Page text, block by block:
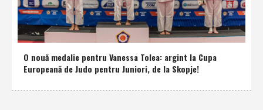
O nouă medalie pentru Vanessa Tolea: argint la Cupa
Europeană de Judo pentru Juniori, de la Skopje!